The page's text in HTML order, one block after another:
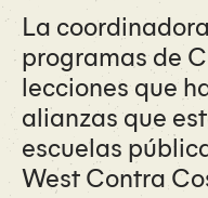
La
programas de
lecciones que
alianzas que
escuelas
West Contra